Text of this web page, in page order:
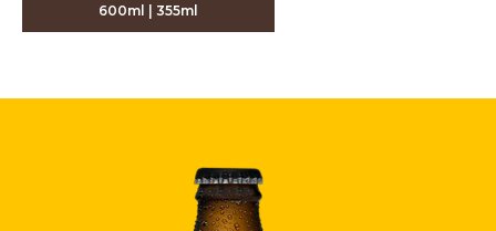
600ml | 355ml